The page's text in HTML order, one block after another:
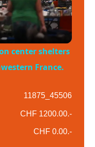
center shelters
France.
11875_45506
CHF 1200.00.-
CHF 0.00.-